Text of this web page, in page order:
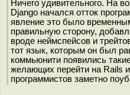
Ничего удивительного. На
Django начался отток
явление это было
правильную сторону,
вроде неймспейсов и
тот язык, которым он был
коммьюнити появились
желающих перейти на Rails
программистов заметно